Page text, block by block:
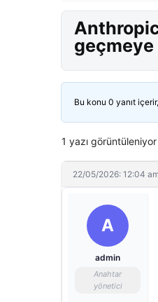
geçmeye
Bu konu 0 yanıt
1 yazı
22/05/2026: 12:04
A
admin
Anahtar
yönetici